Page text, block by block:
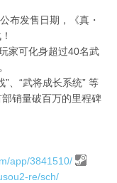
布发售日期，《真・
家可化身超过40名武
”、“武将成长系统” 等
销量破百万的里程碑
app/3841510/
re/sch/